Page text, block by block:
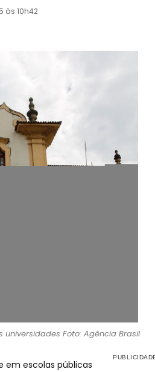
às 10h42
Foto: Agência Brasil
em escolas públicas